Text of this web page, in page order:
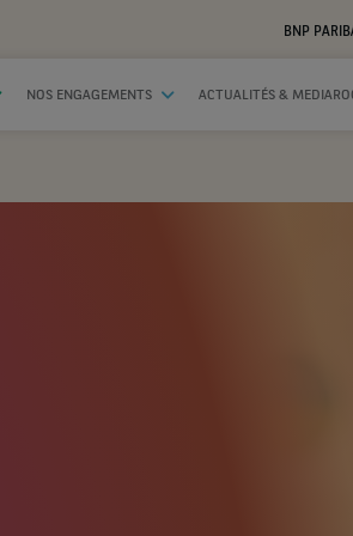
BNP
NOS ENGAGEMENTS ACTUALITÉS &